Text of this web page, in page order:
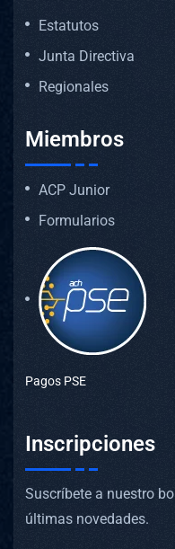
Estatutos
Junta Directiva
Regionales
Miembros
ACP Junior
Formularios
Pagos PSE
Inscripciones
Suscríbete a nuestro
últimas novedades.